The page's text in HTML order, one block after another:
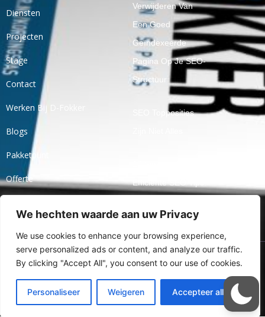
We hechten waarde aan uw Privacy
We use cookies to enhance your browsing experience,
serve personalized ads or content, and analyze our traffic.
By clicking "Accept All", you consent to our use of cookies.
Personaliseer Weigeren Accepteer alles
Diensten
Projecten
Stage
Contact
Werken Bij D-Fokker
Blogs
Pakketpunt
Offerte
Verwijderen Van
Een Goed
Geïndexeerde
Pagina Op Je SEO-
Structuur
SEO Topposities
Efficiënte SEO Tips!
Openbaar Praten
Over Jaarcijfers
Ⓒ 2024 Alle Rechten
Voorbehouden Aan Online
Marketingbureau D-Fokker